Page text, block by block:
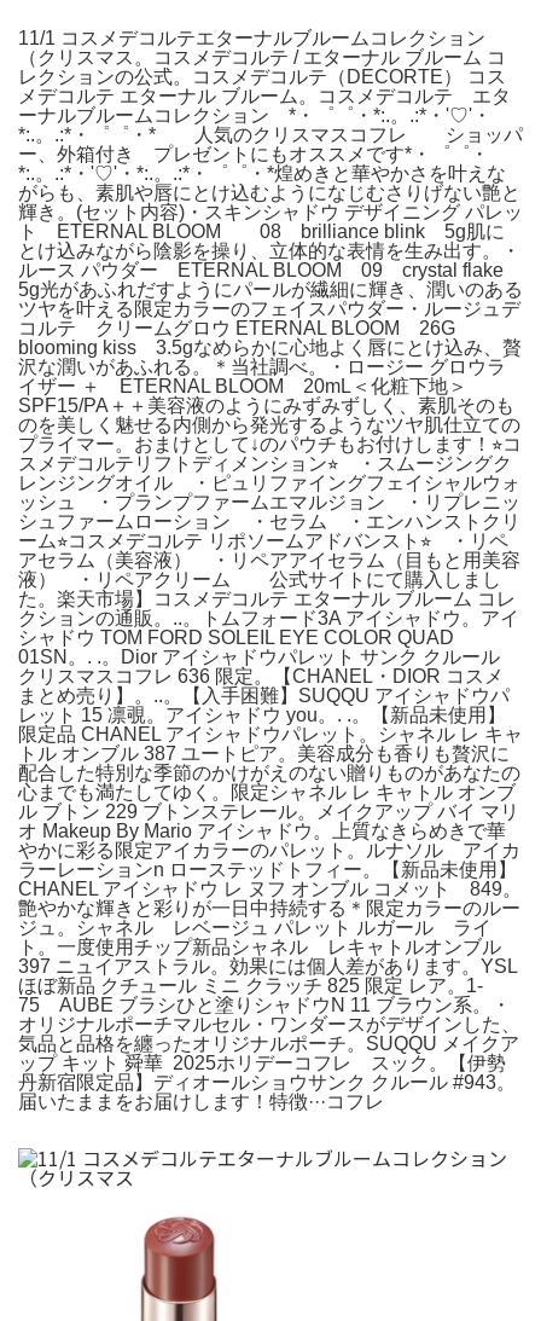
11/1 コスメデコルテエターナルブルームコレクション
（クリスマス。コスメデコルテ / エターナル ブルーム コ
レクションの公式。コスメデコルテ（DECORTE） コス
メデコルテ エターナル ブルーム。コスメデコルテ エタ
ーナルブルームコレクション *・゜゜・*:.。.:*・'♡'・
*:.。.:*・゜゜・* 人気のクリスマスコフレ ショッパ
ー、外箱付き プレゼントにもオススメです*・゜゜・
*:.。.:*・'♡'・*:.。.:*・゜゜・*煌めきと華やかさを叶えな
がらも、素肌や唇にとけ込むようになじむさりげない艶と
輝き。(セット内容)・スキンシャドウ デザイニング パレッ
ト ETERNAL BLOOM 08 brilliance blink 5g肌に
とけ込みながら陰影を操り、立体的な表情を生み出す。・
ルース パウダー ETERNAL BLOOM 09 crystal flake
5g光があふれだすようにパールが繊細に輝き、潤いのある
ツヤを叶える限定カラーのフェイスパウダー・ルージュデ
コルテ クリームグロウ ETERNAL BLOOM 26G
blooming kiss 3.5gなめらかに心地よく唇にとけ込み、贅
沢な潤いがあふれる。＊当社調べ。・ロージー グロウラ
イザー ＋ ETERNAL BLOOM 20mL＜化粧下地＞
SPF15/PA＋＋美容液のようにみずみずしく、素肌そのも
のを美しく魅せる内側から発光するようなツヤ肌仕立ての
プライマー。おまけとして↓のパウチもお付けします！⭐︎コ
スメデコルテリフトディメンション⭐︎ ・スムージングク
レンジングオイル ・ピュリファイングフェイシャルウォ
ッシュ ・プランプファームエマルジョン ・リプレニッ
シュファームローション ・セラム ・エンハンストクリ
ーム⭐︎コスメデコルテ リポソームアドバンスト⭐︎ ・リペ
アセラム（美容液） ・リペアアイセラム（目もと用美容
液） ・リペアクリーム 公式サイトにて購入しまし
た。楽天市場】コスメデコルテ エターナル ブルーム コレ
クションの通販。..。トムフォード3A アイシャドウ。アイ
シャドウ TOM FORD SOLEIL EYE COLOR QUAD
01SN。. .。Dior アイシャドウパレット サンク クルール
クリスマスコフレ 636 限定。【CHANEL・DIOR コスメ
まとめ売り】。..。【入手困難】SUQQU アイシャドウパ
レット 15 凛覗。アイシャドウ you。. .。【新品未使用】
限定品 CHANEL アイシャドウパレット。シャネル レ キャ
トル オンブル 387 ユートピア。美容成分も香りも贅沢に
配合した特別な季節のかけがえのない贈りものがあなたの
心までも満たしてゆく。限定シャネル レ キャトル オンブ
ル ブトン 229 ブトンステレール。メイクアップ バイ マリ
オ Makeup By Mario アイシャドウ。上質なきらめきで華
やかに彩る限定アイカラーのパレット。ルナソル アイカ
ラーレーションn ローステッドトフィー。【新品未使用】
CHANEL アイシャドウ レ ヌフ オンブル コメット 849。
艶やかな輝きと彩りが一日中持続する＊限定カラーのルー
ジュ。シャネル レベージュ パレット ルガール ライ
ト。一度使用チップ新品シャネル レキャトルオンブル
397 ニュイアストラル。効果には個人差があります。YSL
ほぼ新品 クチュール ミニ クラッチ 825 限定 レア。1-
75 AUBE ブラシひと塗りシャドウN 11 ブラウン系。・
オリジナルポーチマルセル・ワンダースがデザインした、
気品と品格を纏ったオリジナルポーチ。SUQQU メイクア
ップ キット 舜華 2025ホリデーコフレ スック。【伊勢
丹新宿限定品】ディオールショウサンク クルール #943。
届いたままをお届けします！特徴···コフレ